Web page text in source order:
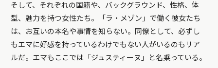
そして、それぞれの国籍や、バックグラウンド、性格、体
型、魅力を持つ女性たち。「ラ・メゾン」で働く彼女たち
は、お互いの本名や事情を知らない。同僚として、必ずし
もエマに好感を持っているわけでもない人がいるのもリア
ルだ。エマもここでは「ジュスティーヌ」と名乗っている。